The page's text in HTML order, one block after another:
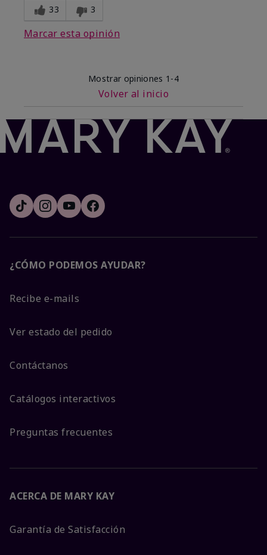
33 3
Marcar esta opinión
Mostrar opiniones 1-4
Volver al inicio
¿CÓMO PODEMOS AYUDAR?
Recibe e-mails
Ver estado del pedido
Contáctanos
Catálogos interactivos
Preguntas frecuentes
ACERCA DE MARY KAY
Garantía de Satisfacción